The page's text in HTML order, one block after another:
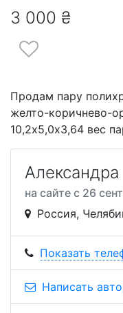
3 000 ₴
Продам пару
желто-коричнево-
10,2х5,0х3,64 вес
Александра
на сайте с 26
Россия,
Показать
Написать